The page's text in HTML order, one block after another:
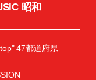
昭和
47都道府県